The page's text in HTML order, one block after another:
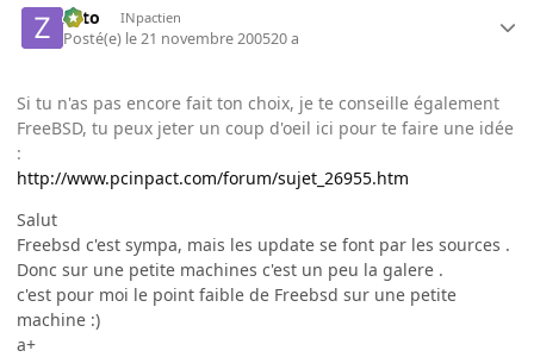
zoto INpactien
Posté(e) le 21 novembre 200520 a
Si tu n'as pas encore fait ton choix, je te conseille également
FreeBSD, tu peux jeter un coup d'oeil ici pour te faire une idée
:
http://www.pcinpact.com/forum/sujet_26955.htm
Salut
Freebsd c'est sympa, mais les update se font par les sources .
Donc sur une petite machines c'est un peu la galere .
c'est pour moi le point faible de Freebsd sur une petite
machine :)
a+